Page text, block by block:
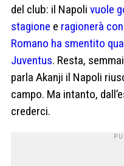
del club: il Napoli vuole
stagione e ragionerà
Romano ha smentito
Juventus. Resta,
parla Akanji il Napoli
campo. Ma intanto,
crederci.